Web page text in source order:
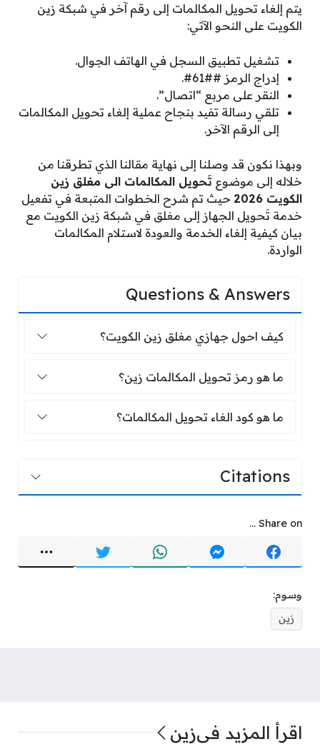
يتم إلغاء تحويل المكالمات إلى رقم آخر في شبكة زين
الكويت على النحو الآتي:
تشغيل تطبيق السجل في الهاتف الجوال.
إدراج الرمز ##61#.
النقر على مربع “اتصال”.
تلقي رسالة تفيد بنجاح عملية إلغاء تحويل المكالمات
إلى الرقم الآخر.
وبهذا نكون قد وصلنا إلى نهاية مقالنا الذي تطرقنا من
خلاله إلى موضوع تَحويل المكالمات الى مغلق زين
الكويت 2026
حيث تم شرح الخطوات المتبعة في تفعيل
خدمة تَحويل الجهاز إلى مغلق في شبكة زين الكويت مع
بيان كيفية إلغاء الخدمة والعودة لاستلام المكالمات
الواردة.
Questions & Answers
كيف احول جهازي مغلق زين الكويت؟
كيف احول جهازي مغلق زين الكويت؟
ما هو رمز تحويل المكالمات زين؟
ما هو رمز تحويل المكالمات زين؟
ما هو كود الغاء تحويل المكالمات؟
ما هو كود الغاء تحويل المكالمات؟
Citations
Share on ...
وسوم:
زين
اقرأ المزيد فيزين